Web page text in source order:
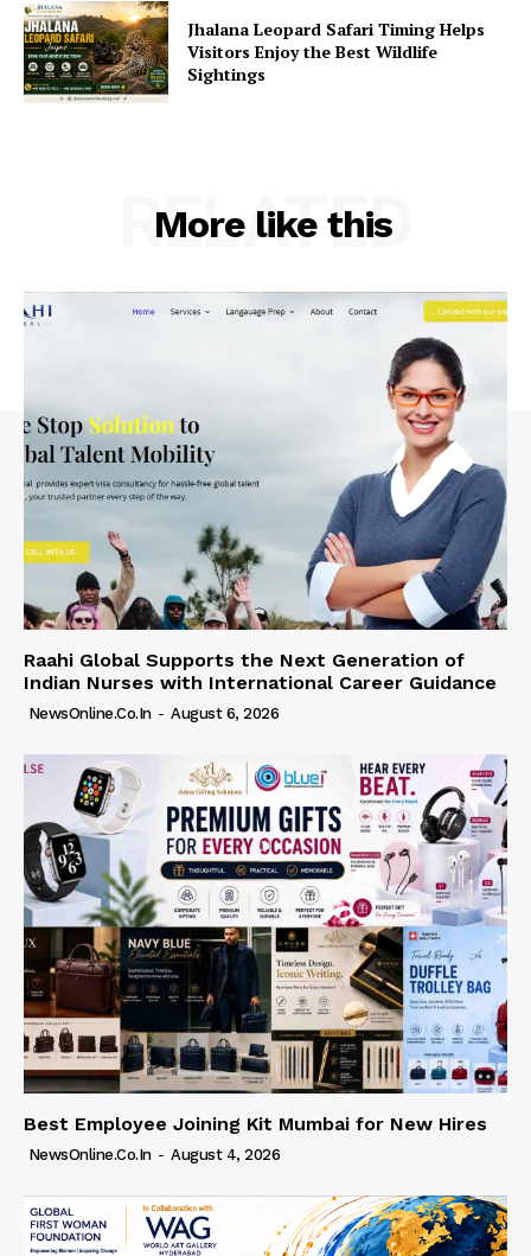
Jhalana Leopard Safari Timing Helps
Visitors Enjoy the Best Wildlife
Sightings
More like this
RELATED
Raahi Global Supports the Next Generation of
Indian Nurses with International Career Guidance
NewsOnline.co.in - August 6, 2026
Best Employee Joining Kit Mumbai for New Hires
NewsOnline.co.in - August 4, 2026